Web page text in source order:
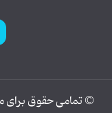
© تمامی حقوق